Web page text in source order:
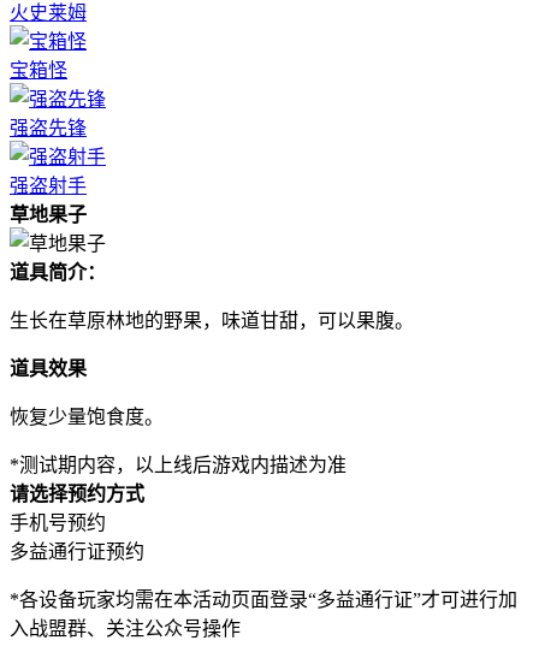
火史莱姆
宝箱怪
强盗先锋
强盗射手
草地果子
道具简介：
生长在草原林地的野果，味道甘甜，可以果腹。
道具效果
恢复少量饱食度。
*测试期内容，以上线后游戏内描述为准
请选择预约方式
手机号预约
多益通行证预约
*各设备玩家均需在本活动页面登录“多益通行证”才可进行加
入战盟群、关注公众号操作